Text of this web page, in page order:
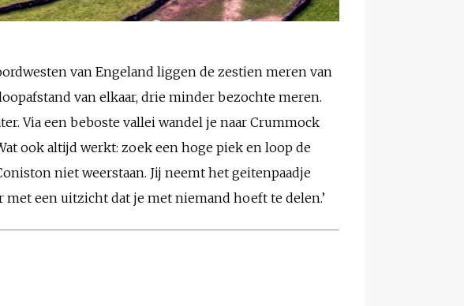
van Engeland liggen de zestien meren van
van elkaar, drie minder bezochte meren.
Via een beboste vallei wandel je naar Crummock
ook altijd werkt: zoek een hoge piek en loop de
niet weerstaan. Jij neemt het geitenpaadje
met een uitzicht dat je met niemand hoeft te delen.’